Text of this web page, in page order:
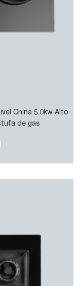
China 5.0kw Alto
de gas